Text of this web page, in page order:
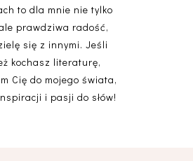
to dla mnie nie tylko
prawdziwa radość,
się z innymi. Jeśli
kochasz literaturę,
Cię do mojego świata,
i pasji do słów!